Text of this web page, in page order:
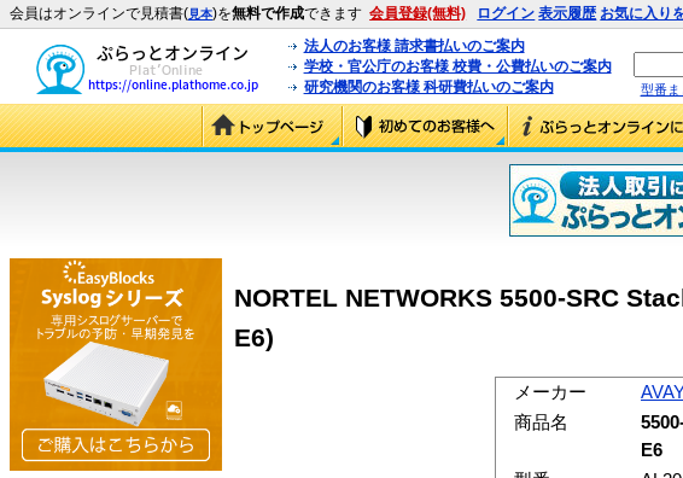
会員はオンラインで見積書(見本)を無料で作成できます 会員登録(無料) ログイン 表示履歴 お気に入り
法人のお客様 請求書払いのご案内
学校・官公庁のお客様 校費・公費払いのご案内
研究機関のお客様 科研費払いのご案内
型番ま
NORTEL NETWORKS 5500-SRC
E6)
メーカー
商品名
E6